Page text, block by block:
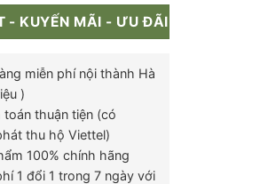
- KUYẾN MÃI - ƯU ĐÃI
miễn phí nội thành Hà
)
toán thuận tiện (có
thu hộ Viettel)
100% chính hãng
1 đổi 1 trong 7 ngày với